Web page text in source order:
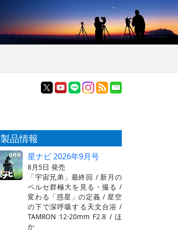
製品情報
星ナビ 2026年9月号
8月5日 発売
「宇宙兄弟」最終回 / 新月の
ペルセ群極大を見る・撮る /
変わる「惑星」の定義 / 星空
の下で深呼吸する天文台浴 /
TAMRON 12-20mm F2.8 / ほ
か